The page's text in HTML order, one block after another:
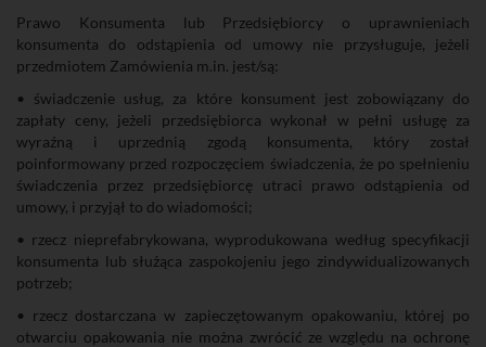
Prawo Konsumenta lub Przedsiębiorcy o uprawnieniach
konsumenta do odstąpienia od umowy nie przysługuje, jeżeli
przedmiotem Zamówienia m.in. jest/są:
• świadczenie usług, za które konsument jest zobowiązany do
zapłaty ceny, jeżeli przedsiębiorca wykonał w pełni usługę za
wyraźną i uprzednią zgodą konsumenta, który został
poinformowany przed rozpoczęciem świadczenia, że po spełnieniu
świadczenia przez przedsiębiorcę utraci prawo odstąpienia od
umowy, i przyjął to do wiadomości;
• rzecz nieprefabrykowana, wyprodukowana według specyfikacji
konsumenta lub służąca zaspokojeniu jego zindywidualizowanych
potrzeb;
• rzecz dostarczana w zapieczętowanym opakowaniu, której po
otwarciu opakowania nie można zwrócić ze względu na ochronę